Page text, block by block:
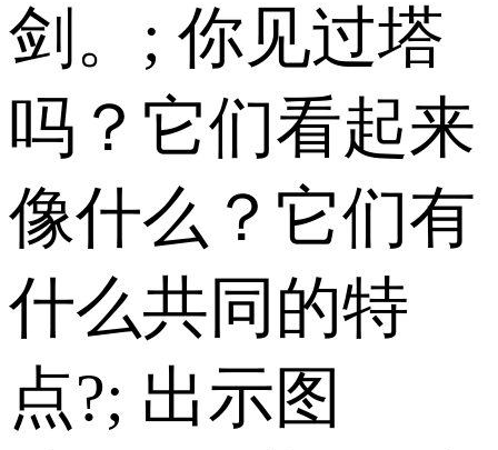
剑。; 你见过塔
吗？它们看起来
像什么？它们有
什么共同的特
点?; 出示图